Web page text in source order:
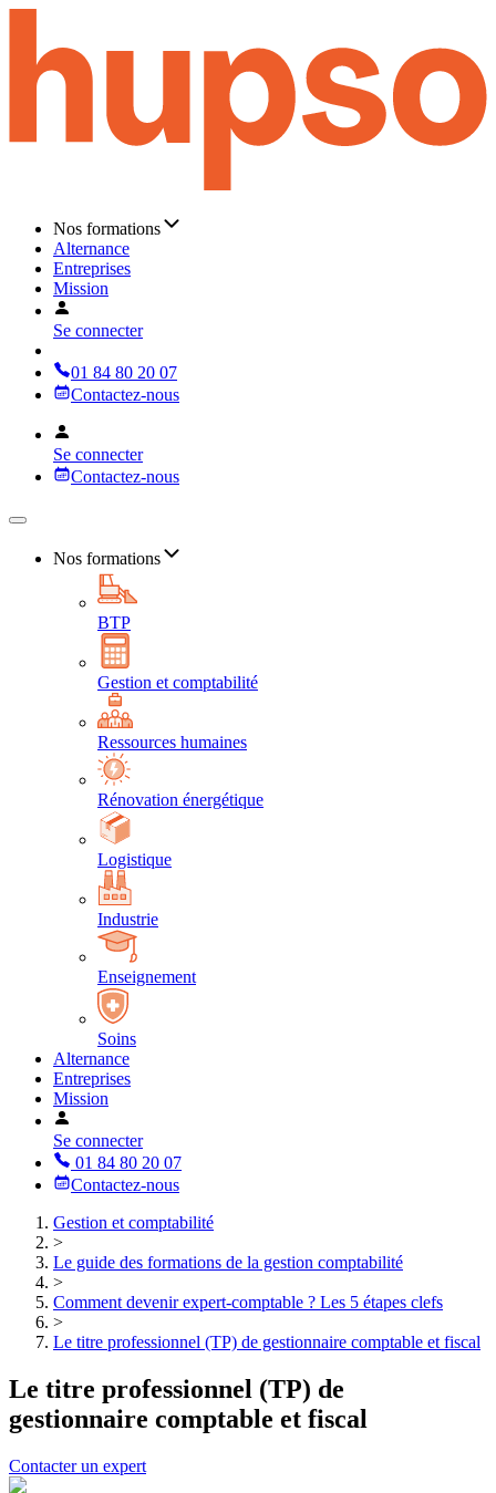
Nos formations
Alternance
Entreprises
Mission
Se connecter
01 84 80 20 07
Contactez-nous
Se connecter
Contactez-nous
Nos formations
BTP
Gestion et comptabilité
Ressources humaines
Rénovation énergétique
Logistique
Industrie
Enseignement
Soins
Alternance
Entreprises
Mission
Se connecter
01 84 80 20 07
Contactez-nous
Gestion et comptabilité
>
Le guide des formations de la gestion comptabilité
>
Comment devenir expert-comptable ? Les 5 étapes clefs
>
Le titre professionnel (TP) de gestionnaire comptable et fiscal
Le titre professionnel (TP) de
gestionnaire comptable et fiscal
Contacter un expert